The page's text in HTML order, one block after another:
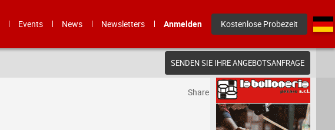
Events News Newsletters Anmelden Kostenlose Probezeit
SENDEN SIE IHRE ANGEBOTSANFRAGE
Share